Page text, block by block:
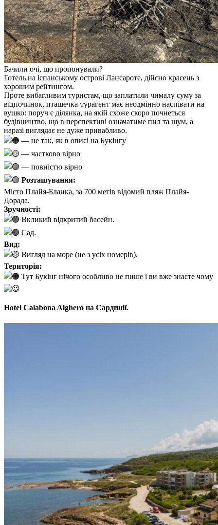
Бачили очі, що пропонували?
Готель на іспанському острові Лансароте, дійсно красень з
хорошим рейтингом.
Проте вибагливим туристам, що заплатили чималу суму за
відпочинок, пташечка-турагент має неодмінно наспівати на
вушко: поруч є ділянка, на якій схоже скоро почнеться
будівництво, що в перспективі означатиме пил та шум, а
наразі виглядає не дуже привабливо.
— не так, як в описі на Букінгу
— частково вірно
— повністю вірно
Розташування:
Місто Плайя-Бланка, за 700 метів відомий пляж Плайя-
Дорада.
Зручності:
Вкликий відкритий басейн.
Сад.
Вид:
Вигляд на море (не з усіх номерів).
Територія:
Тут Букінг нічого особливо не пише і ви вже знаєте чому
Hotel Calabona Alghero на Сардинії.